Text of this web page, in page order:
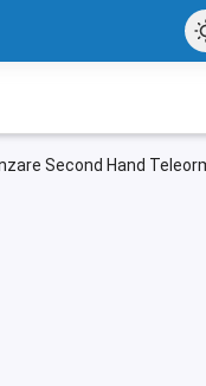
Second Hand